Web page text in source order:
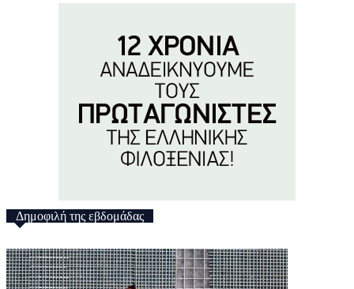
Δημοφιλή της εβδομάδας